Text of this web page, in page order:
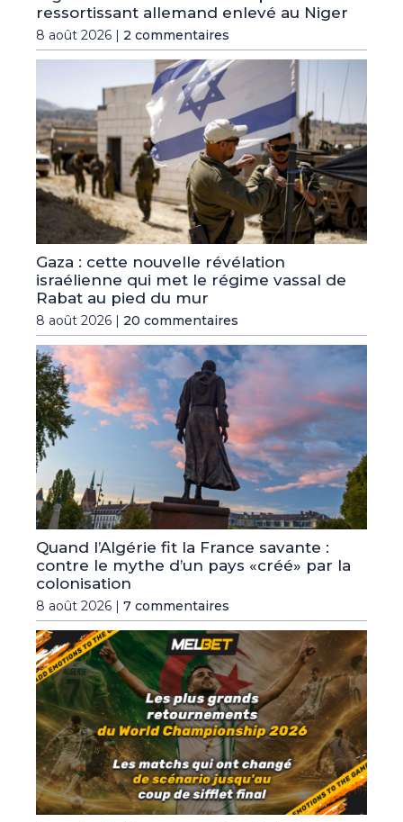
ressortissant allemand enlevé au Niger
8 août 2026 | 2 commentaires
Gaza : cette nouvelle révélation
israélienne qui met le régime vassal de
Rabat au pied du mur
8 août 2026 | 20 commentaires
Quand l’Algérie fit la France savante :
contre le mythe d’un pays «créé» par la
colonisation
8 août 2026 | 7 commentaires